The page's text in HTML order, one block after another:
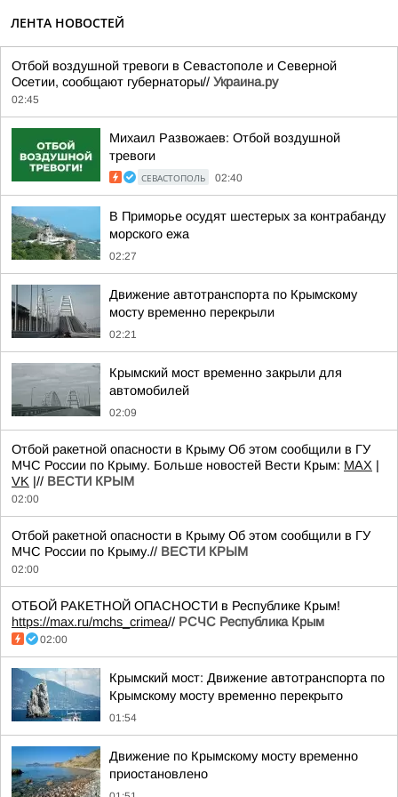
ЛЕНТА НОВОСТЕЙ
Отбой воздушной тревоги в Севастополе и Северной
Осетии, сообщают губернаторы// Украина.ру
02:45
Михаил Развожаев: Отбой воздушной
тревоги
СЕВАСТОПОЛЬ 02:40
В Приморье осудят шестерых за контрабанду
морского ежа
02:27
Движение автотранспорта по Крымскому
мосту временно перекрыли
02:21
Крымский мост временно закрыли для
автомобилей
02:09
Отбой ракетной опасности в Крыму Об этом сообщили в ГУ
МЧС России по Крыму. Больше новостей Вести Крым: MAX |
VK |// ВЕСТИ КРЫМ
02:00
Отбой ракетной опасности в Крыму Об этом сообщили в ГУ
МЧС России по Крыму.// ВЕСТИ КРЫМ
02:00
ОТБОЙ РАКЕТНОЙ ОПАСНОСТИ в Республике Крым!
https://max.ru/mchs_crimea// РСЧС Республика Крым
02:00
Крымский мост: Движение автотранспорта по
Крымскому мосту временно перекрыто
01:54
Движение по Крымскому мосту временно
приостановлено